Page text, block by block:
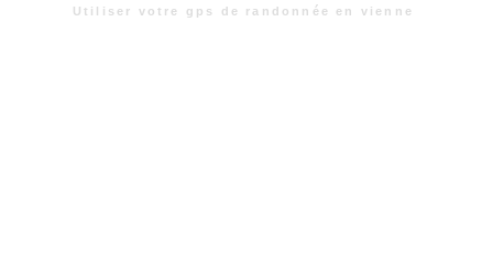
Utiliser votre gps de randonnée en vienne